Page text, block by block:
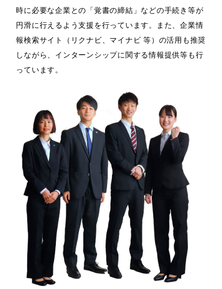
時に必要な企業との「覚書の締結」などの手続き等が
円滑に行えるよう支援を行っています。また、企業情
報検索サイト（リクナビ、マイナビ 等）の活用も推奨
しながら、インターンシップに関する情報提供等も行
っています。